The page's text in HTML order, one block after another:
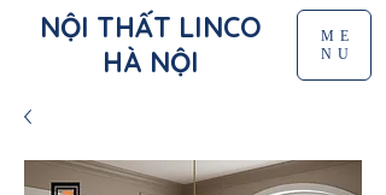
NỘI THẤT LINCO
HÀ NỘI
ME
NU